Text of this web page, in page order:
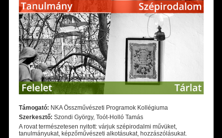
Támogató: NKA Összművészeti Programok Kollégiuma
Szerkesztő: Szondi György, Toót-Holló Tamás
A rovat természetesen nyitott: várjuk szépirodalmi művüket,
tanulmányukat, képzőművészeti alkotásukat, hozzászólásukat.